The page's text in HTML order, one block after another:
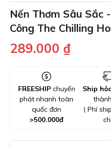
Nến Thơm Sâu Sắc
Công The Chilling
289.000 ₫
FREESHIPchuyển
phát nhanh toàn
quốc đơn
>500.000đ
Ship
( Phí